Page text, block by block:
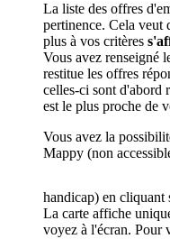
La liste des offres
pertinence. Cela veut
plus à vos critères
Vous avez renseigné
restitue les offres
celles-ci sont d'abord
est le plus proche de
Vous avez la
Mappy (non
handicap) en cliquant
La carte affiche
voyez à l'écran. Pour